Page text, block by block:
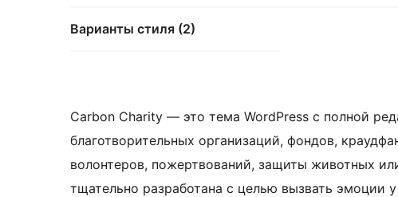
Варианты стиля (2)
Carbon Charity — это тема WordPress с полной
благотворительных организаций, фондов,
волонтеров, пожертвований, защиты животных
тщательно разработана с целью вызвать эмоции